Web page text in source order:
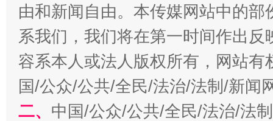
全民健身五年计划来了！等你上场
由和新闻自由。本传媒网站中的
系我们，我们将在第一时间作出
容系本人或法人版权所有，网站
国/公众/公共/全民/法治/法制/新闻
二、 中国/公众/公共/全民/法治/法